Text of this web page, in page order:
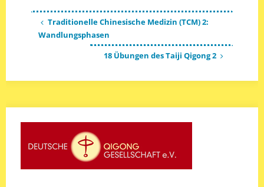
Traditionelle Chinesische Medizin (TCM) 2:
Wandlungsphasen
18 Übungen des Taiji Qigong 2